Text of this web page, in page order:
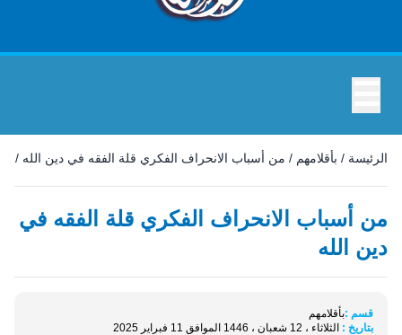
الرئيسة / بأقلامهم / من أسباب الانحراف الفكري قلة الفقه في دين الله /
من أسباب الانحراف الفكري قلة الفقه في
دين الله
قسم :بأقلامهم
بتاريخ : الثلاثاء ، 12 شعبان ، 1446 الموافق 11 فبراير 2025